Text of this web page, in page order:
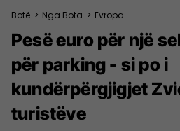
Botë > Nga Bota > Evropa
Pesë euro për një
për parking - si po i
kundërpërgjigjet
turistëve